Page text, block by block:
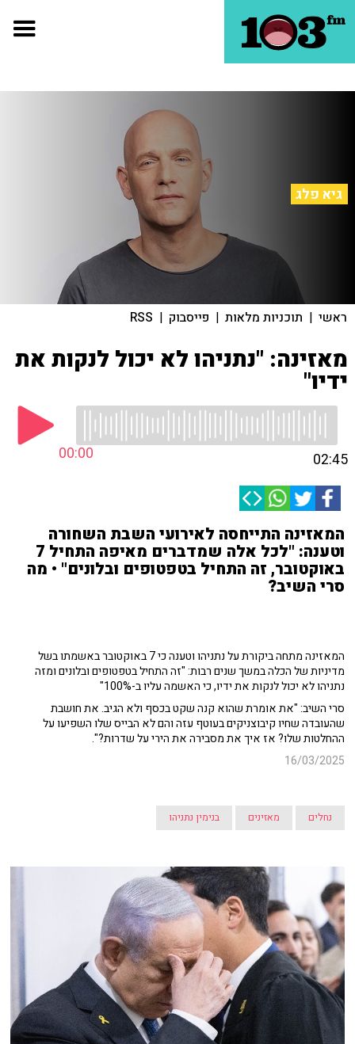
גיא פלג
ראשי | תוכניות מלאות | פייסבוק |
RSS
מאזינה: "נתניהו לא יכול לנקות את
ידיו"
00:00 02:45
המאזינה התייחסה לאירועי השבת השחורה
וטענה: "לכל אלה שמדברים מאיפה התחיל 7
באוקטובר, זה התחיל בטפטופים ובלונים" • מה
סרי השיב?
המאזינה מתחה ביקורת על נתניהו וטענה כי 7 באוקטובר באשמתו בשל
מדיניות של הכלה במשך שנים רבות: "זה התחיל בטפטופים ובלונים ומזה
נתניהו לא יכול לנקות את ידיו, כי האשמה עליו ב-100%"
סרי השיב: "את אומרת שהוא קנה שקט בכסף ולא הגיב. את חושבת
שהעובדה שחיו קיבוצניקים בעוטף עזה והם לא הבייס שלו השפיעו על
ההחלטות שלו? אז איך את מסבירה את הירי על שדרות?".
16/03/2025
נחלים מאזינים בנימין נתניהו